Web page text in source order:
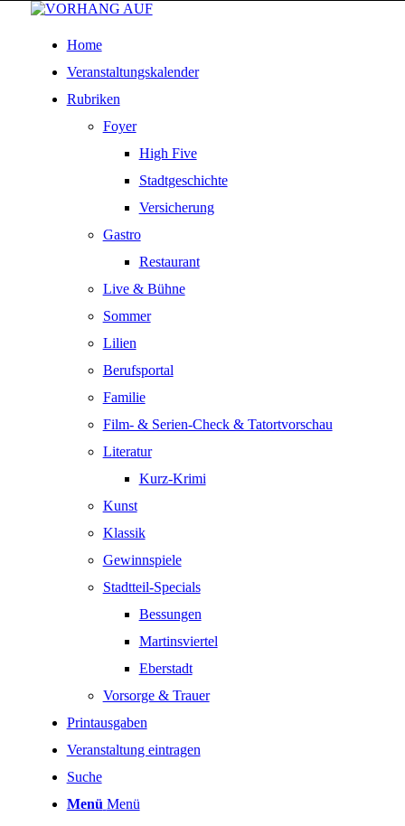
Home
Veranstaltungskalender
Rubriken
Foyer
High Five
Stadtgeschichte
Versicherung
Gastro
Restaurant
Live & Bühne
Sommer
Lilien
Berufsportal
Familie
Film- & Serien-Check & Tatortvorschau
Literatur
Kurz-Krimi
Kunst
Klassik
Gewinnspiele
Stadtteil-Specials
Bessungen
Martinsviertel
Eberstadt
Vorsorge & Trauer
Printausgaben
Veranstaltung eintragen
Suche
Menü Menü